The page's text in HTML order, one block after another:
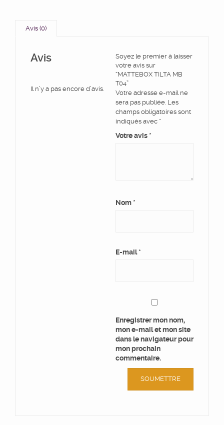
Avis (0)
Avis
Il n’y a pas encore d’avis.
Soyez le premier à laisser
votre avis sur
“MATTEBOX TILTA MB
T04”
Votre adresse e-mail ne
sera pas publiée. Les
champs obligatoires sont
indiqués avec *
Votre avis *
Nom *
E-mail*
Enregistrer mon nom,
mon e-mail et mon site
dans le navigateur pour
mon prochain
commentaire.